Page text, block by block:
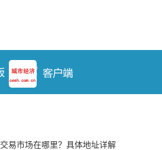
易市场在哪里？具体地址详解